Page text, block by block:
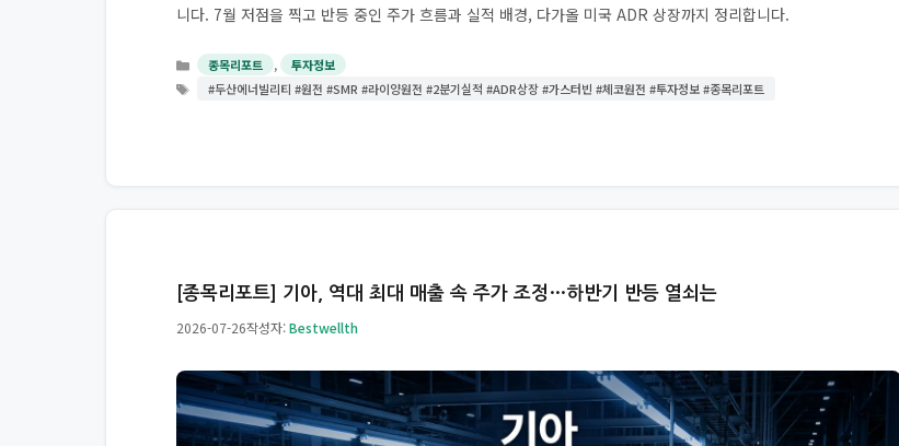
니다. 7월 저점을 찍고 반등 중인 주가 흐름과 실적 배경, 다가올 미국 ADR 상장까지 정리합니다.
카
테
종목리포트 , 투자정보
태#두산에너빌리티 #원전 #SMR #라이양원전 #2분기실적 #ADR상장 #가스터빈 #체코원전 #투자정보 #종목리포트
[종목리포트] 기아, 역대 최대 매출 속 주가 조정…하반기 반등 열쇠는
2026-07-26작성자:Bestwellth